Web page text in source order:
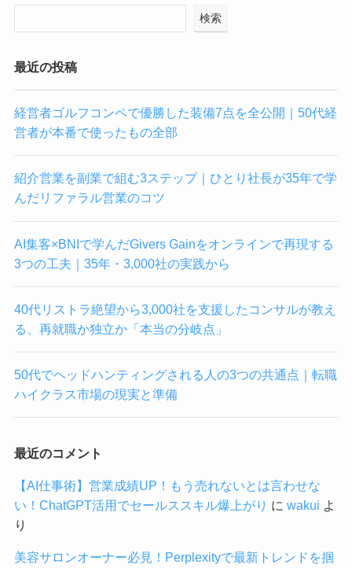
検索
最近の投稿
経営者ゴルフコンペで優勝した装備7点を全公開｜50代経
営者が本番で使ったもの全部
紹介営業を副業で組む3ステップ｜ひとり社長が35年で学
んだリファラル営業のコツ
AI集客×BNIで学んだGivers Gainをオンラインで再現する
3つの工夫｜35年・3,000社の実践から
40代リストラ絶望から3,000社を支援したコンサルが教え
る、再就職か独立か「本当の分岐点」
50代でヘッドハンティングされる人の3つの共通点｜転職
ハイクラス市場の現実と準備
最近のコメント
【AI仕事術】営業成績UP！もう売れないとは言わせな
い！ChatGPT活用でセールススキル爆上がり に wakui よ
り
美容サロンオーナー必見！Perplexityで最新トレンドを掴